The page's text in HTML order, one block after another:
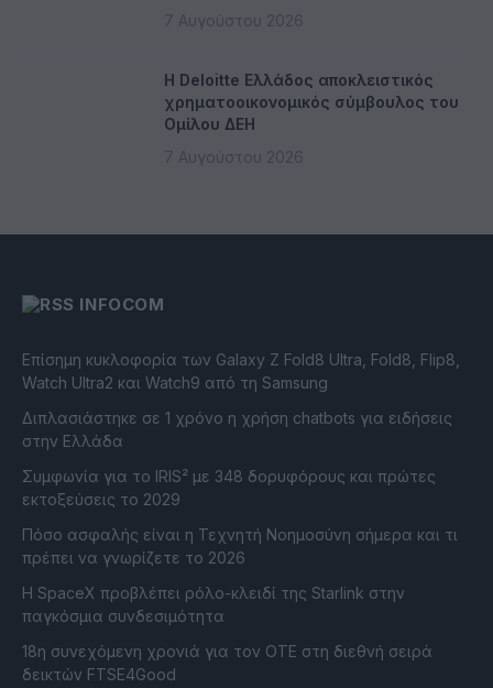
7 Αυγούστου 2026
Η Deloitte Ελλάδος αποκλειστικός
χρηματοοικονομικός σύμβουλος του
Ομίλου ΔΕΗ
7 Αυγούστου 2026
INFOCOM
Επίσημη κυκλοφορία των Galaxy Z Fold8 Ultra, Fold8, Flip8,
Watch Ultra2 και Watch9 από τη Samsung
Διπλασιάστηκε σε 1 χρόνο η χρήση chatbots για ειδήσεις
στην Ελλάδα
Συμφωνία για το IRIS² με 348 δορυφόρους και πρώτες
εκτοξεύσεις το 2029
Πόσο ασφαλής είναι η Τεχνητή Νοημοσύνη σήμερα και τι
πρέπει να γνωρίζετε το 2026
Η SpaceX προβλέπει ρόλο-κλειδί της Starlink στην
παγκόσμια συνδεσιμότητα
18η συνεχόμενη χρονιά για τον ΟΤΕ στη διεθνή σειρά
δεικτών FTSE4Good